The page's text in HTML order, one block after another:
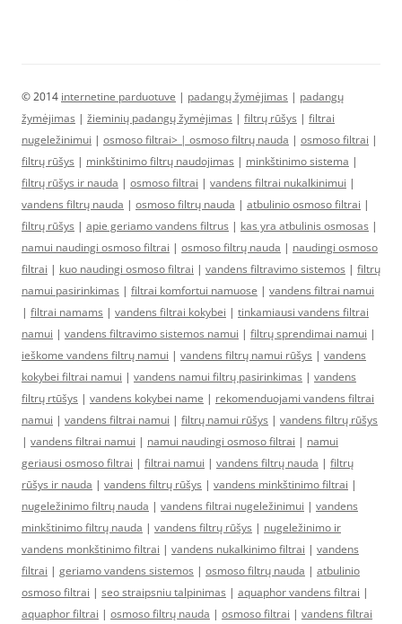
© 2014 internetine parduotuve | padangų žymėjimas | padangų
žymėjimas | žieminių padangų žymėjimas | filtrų rūšys | filtrai
nugeležinimui | osmoso filtrai> | osmoso filtrų nauda | osmoso filtrai |
filtrų rūšys | minkštinimo filtrų naudojimas | minkštinimo sistema |
filtrų rūšys ir nauda | osmoso filtrai | vandens filtrai nukalkinimui |
vandens filtrų nauda | osmoso filtrų nauda | atbulinio osmoso filtrai |
filtrų rūšys | apie geriamo vandens filtrus | kas yra atbulinis osmosas |
namui naudingi osmoso filtrai | osmoso filtrų nauda | naudingi osmoso
filtrai | kuo naudingi osmoso filtrai | vandens filtravimo sistemos | filtrų
namui pasirinkimas | filtrai komfortui namuose | vandens filtrai namui
| filtrai namams | vandens filtrai kokybei | tinkamiausi vandens filtrai
namui | vandens filtravimo sistemos namui | filtrų sprendimai namui |
ieškome vandens filtrų namui | vandens filtrų namui rūšys | vandens
kokybei filtrai namui | vandens namui filtrų pasirinkimas | vandens
filtrų rtūšys | vandens kokybei name | rekomenduojami vandens filtrai
namui | vandens filtrai namui | filtrų namui rūšys | vandens filtrų rūšys
| vandens filtrai namui | namui naudingi osmoso filtrai | namui
geriausi osmoso filtrai | filtrai namui | vandens filtrų nauda | filtrų
rūšys ir nauda | vandens filtrų rūšys | vandens minkštinimo filtrai |
nugeležinimo filtrų nauda | vandens filtrai nugeležinimui | vandens
minkštinimo filtrų nauda | vandens filtrų rūšys | nugeležinimo ir
vandens monkštinimo filtrai | vandens nukalkinimo filtrai | vandens
filtrai | geriamo vandens sistemos | osmoso filtrų nauda | atbulinio
osmoso filtrai | seo straipsniu talpinimas | aquaphor vandens filtrai |
aquaphor filtrai | osmoso filtrų nauda | osmoso filtrai | vandens filtrai